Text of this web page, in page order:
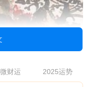
财运 2025运势